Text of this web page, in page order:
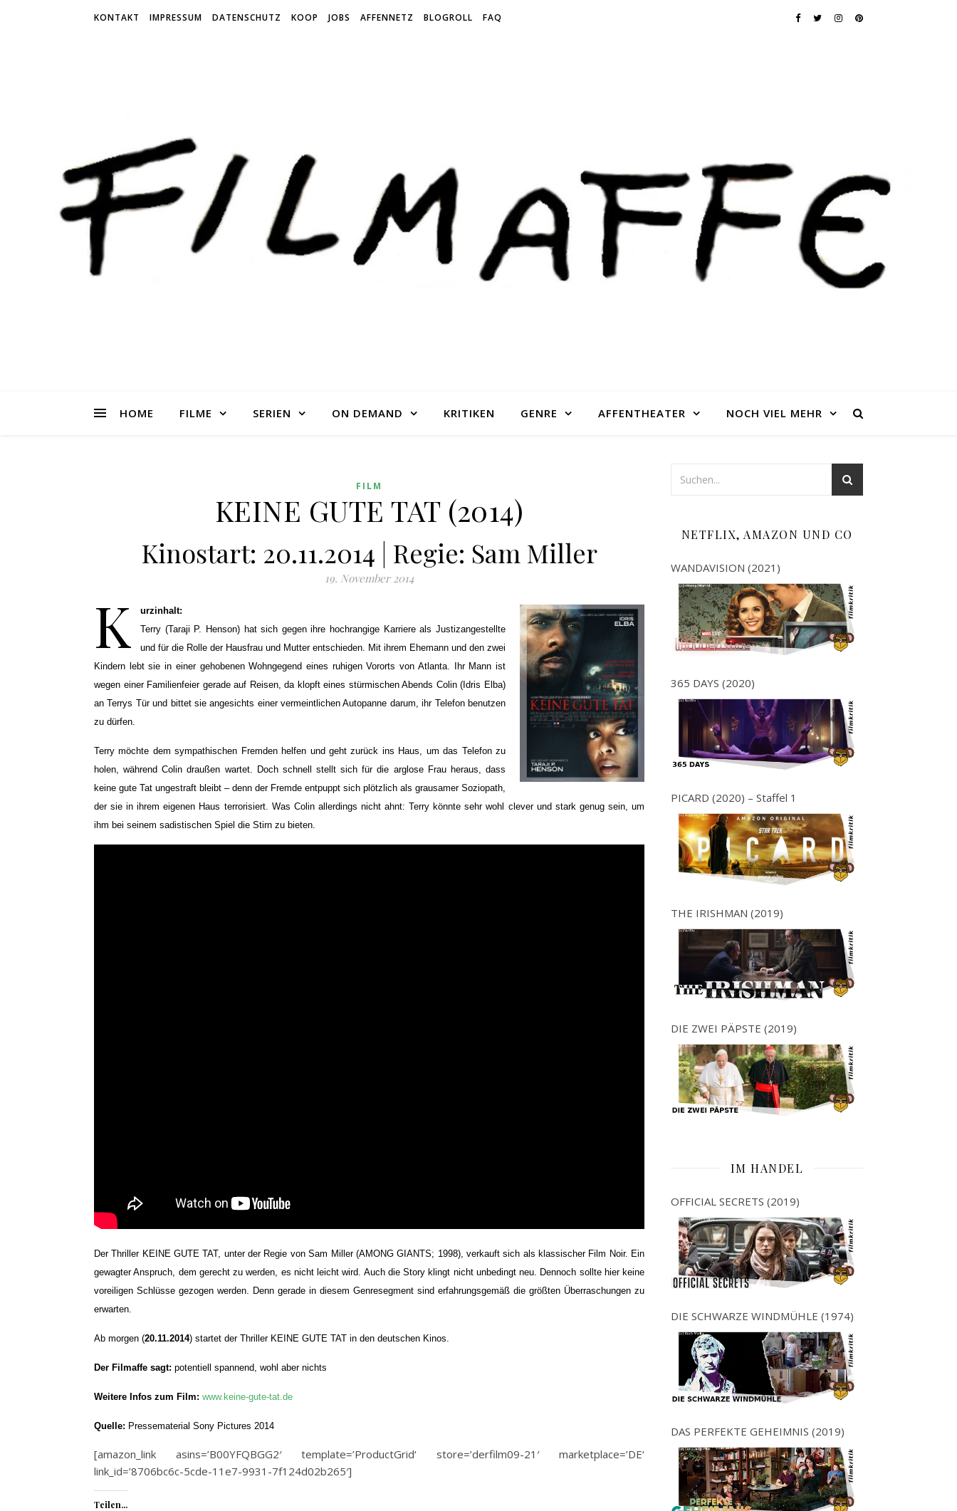
KONTAKT IMPRESSUM DATENSCHUTZ KOOP JOBS AFFENNETZ BLOGROLL FAQ
HOME FILME SERIEN ON DEMAND KRITIKEN GENRE AFFENTHEATER NOCH VIEL MEHR
FILM
KEINE GUTE TAT (2014)
Kinostart: 20.11.2014 | Regie: Sam Miller
19. November 2014
K
urzinhalt:
Terry (Taraji P. Henson) hat sich gegen ihre hochrangige Karriere als Justizangestellte
und für die Rolle der Hausfrau und Mutter entschieden. Mit ihrem Ehemann und den zwei
Kindern lebt sie in einer gehobenen Wohngegend eines ruhigen Vororts von Atlanta. Ihr Mann ist
wegen einer Familienfeier gerade auf Reisen, da klopft eines stürmischen Abends Colin (Idris Elba)
an Terrys Tür und bittet sie angesichts einer vermeintlichen Autopanne darum, ihr Telefon benutzen
zu dürfen.
Terry möchte dem sympathischen Fremden helfen und geht zurück ins Haus, um das Telefon zu
holen, während Colin draußen wartet. Doch schnell stellt sich für die arglose Frau heraus, dass
keine gute Tat ungestraft bleibt – denn der Fremde entpuppt sich plötzlich als grausamer Soziopath,
der sie in ihrem eigenen Haus terrorisiert. Was Colin allerdings nicht ahnt: Terry könnte sehr wohl clever und stark genug sein, um
ihm bei seinem sadistischen Spiel die Stirn zu bieten.
Der Thriller KEINE GUTE TAT, unter der Regie von Sam Miller (AMONG GIANTS; 1998), verkauft sich als klassischer Film Noir. Ein
gewagter Anspruch, dem gerecht zu werden, es nicht leicht wird. Auch die Story klingt nicht unbedingt neu. Dennoch sollte hier keine
voreiligen Schlüsse gezogen werden. Denn gerade in diesem Genresegment sind erfahrungsgemäß die größten Überraschungen zu
erwarten.
Ab morgen (20.11.2014) startet der Thriller KEINE GUTE TAT in den deutschen Kinos.
Der Filmaffe sagt: potentiell spannend, wohl aber nichts
Weitere Infos zum Film: www.keine-gute-tat.de
Quelle: Pressematerial Sony Pictures 2014
[amazon_link asins=’B00YFQBGG2′ template=’ProductGrid‘ store=’derfilm09-21′ marketplace=’DE‘
link_id=’8706bc6c-5cde-11e7-9931-7f124d02b265′]
Teilen...
NETFLIX, AMAZON UND CO
WANDAVISION (2021)
365 DAYS (2020)
PICARD (2020) – Staffel 1
THE IRISHMAN (2019)
DIE ZWEI PÄPSTE (2019)
IM HANDEL
OFFICIAL SECRETS (2019)
DIE SCHWARZE WINDMÜHLE (1974)
DAS PERFEKTE GEHEIMNIS (2019)